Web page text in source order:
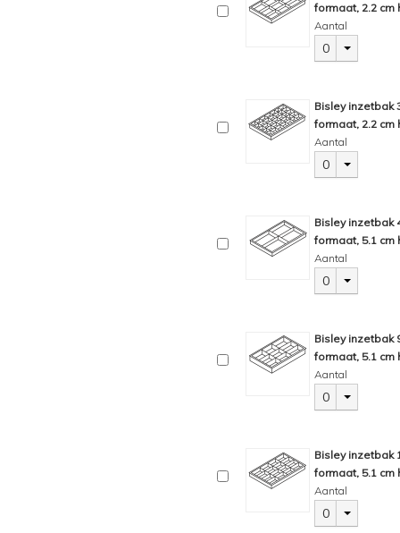
formaat, 2.2 cm
Aantal
0
Bisley inzetbak
formaat, 2.2 cm
Aantal
0
Bisley inzetbak
formaat, 5.1 cm
Aantal
0
Bisley inzetbak
formaat, 5.1 cm
Aantal
0
Bisley inzetbak
formaat, 5.1 cm
Aantal
0